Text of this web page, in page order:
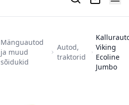
Mänguautod
ja muud
sõidukid
Autod,
traktorid
Viking
Ecoline
Jumbo